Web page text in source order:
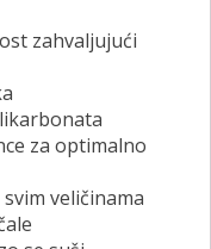
zahvaljujući
za optimalno
veličinama